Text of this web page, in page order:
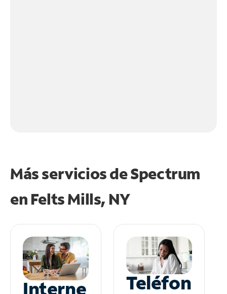
Más servicios de Spectrum
en Felts Mills, NY
Interne Teléfon